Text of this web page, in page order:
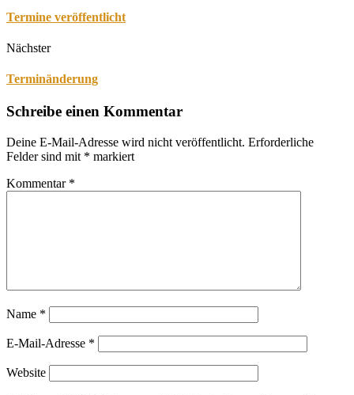
Termine veröffentlicht
Nächster
Terminänderung
Schreibe einen Kommentar
Deine E-Mail-Adresse wird nicht veröffentlicht. Erforderliche
Felder sind mit * markiert
Kommentar *
Name *
E-Mail-Adresse *
Website